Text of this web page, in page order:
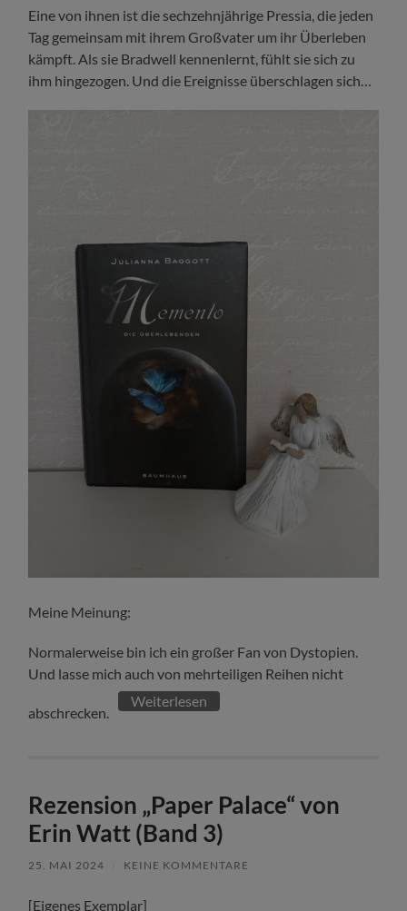
Eine von ihnen ist die sechzehnjährige Pressia, die jeden
Tag gemeinsam mit ihrem Großvater um ihr Überleben
kämpft. Als sie Bradwell kennenlernt, fühlt sie sich zu
ihm hingezogen. Und die Ereignisse überschlagen sich…
Meine Meinung:
Normalerweise bin ich ein großer Fan von Dystopien.
Und lasse mich auch von mehrteiligen Reihen nicht
abschrecken.
Weiterlesen
Rezension „Paper Palace“ von
Erin Watt (Band 3)
25. MAI 2024 KEINE KOMMENTARE
[Eigenes Exemplar]